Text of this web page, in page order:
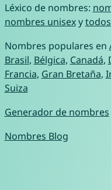
Léxico de nombres:
nombres unisexy
Nombres populares en
Brasil, Bélgica, Canadá,
Francia, Gran Bretaña,
Suiza
Generador de nombres
Nombres Blog